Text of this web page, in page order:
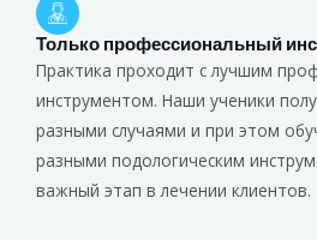
Только профессиональный
Практика проходит с лучшим
инструментом. Наши ученики
разными случаями и при этом
разными подологическим
важный этап в лечении клиентов.